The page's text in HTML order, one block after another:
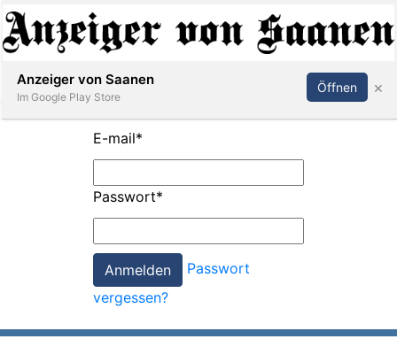
Abonnieren Anmelden
E-mail*
Passwort*
Passwort
vergessen?
Anzeiger von Saanen
Im Google Play Store
Öffnen ×